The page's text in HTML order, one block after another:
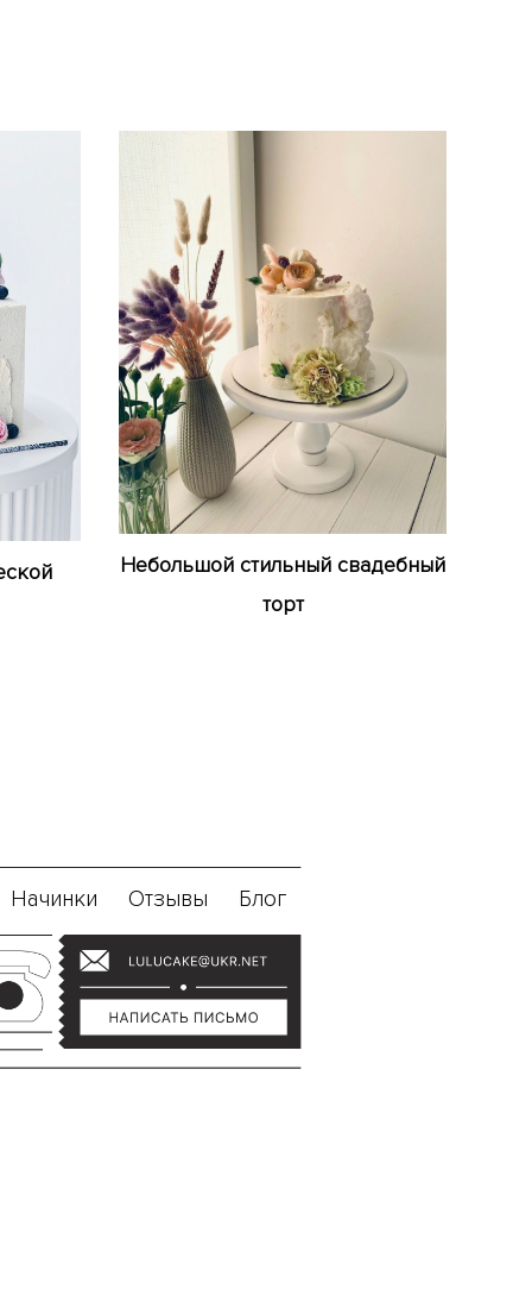
Небольшой стильный свадебный
торт
Начинки Отзывы Блог